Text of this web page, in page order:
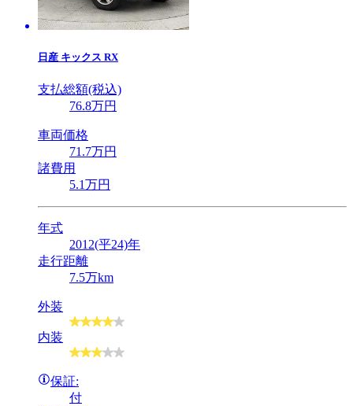
日産 キックス RX
支払総額(税込)
76.8万円
車両価格
71.7万円
諸費用
5.1万円
年式
2012(平24)年
走行距離
7.5万km
外装
内装
保証:
付